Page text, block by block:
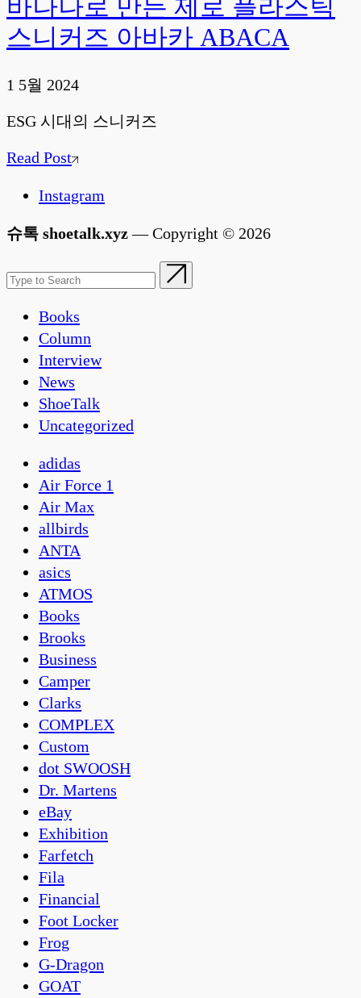
바나나로 만든 제로 플라스틱
스니커즈 아바카 ABACA
1 5월 2024
ESG 시대의 스니커즈
Read Post
Instagram
슈톡 shoetalk.xyz— Copyright © 2026
Books
Column
Interview
News
ShoeTalk
Uncategorized
adidas
Air Force 1
Air Max
allbirds
ANTA
asics
ATMOS
Books
Brooks
Business
Camper
Clarks
COMPLEX
Custom
dot SWOOSH
Dr. Martens
eBay
Exhibition
Farfetch
Fila
Financial
Foot Locker
Frog
G-Dragon
GOAT